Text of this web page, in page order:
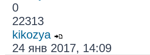
0
22313
kikozya
24 янв 2017, 14:09